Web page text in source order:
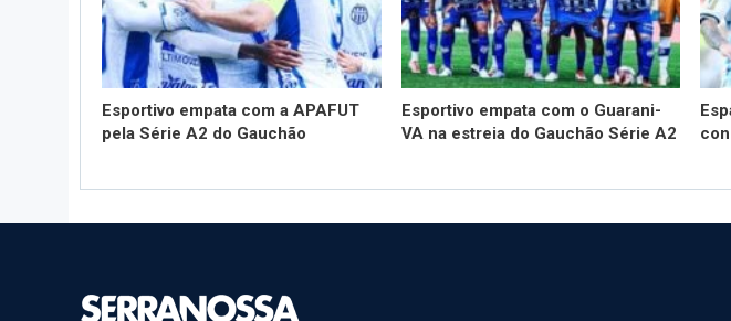
Esportivo empata com a APAFUT
pela Série A2 do Gauchão
Esportivo empata com o Guarani-
VA na estreia do Gauchão Série A2